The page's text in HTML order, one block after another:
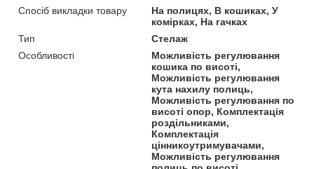
Спосіб викладки товару
На полицях, В кошиках, У
комірках, На гачках
Тип
Стелаж
Особливості
Можливість регулювання
кошика по висоті,
Можливість регулювання
кута нахилу полиць,
Можливість регулювання по
висоті опор, Комплектація
роздільниками,
Комплектація
цінникоутримувачами,
Можливість регулювання